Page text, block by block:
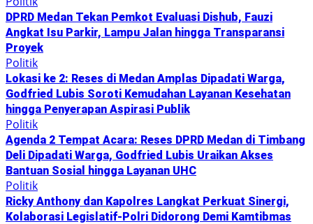
DPRD Medan Tekan Pemkot Evaluasi Dishub, Fauzi
Angkat Isu Parkir, Lampu Jalan hingga Transparansi
Proyek
Politik
Lokasi ke 2: Reses di Medan Amplas Dipadati Warga,
Godfried Lubis Soroti Kemudahan Layanan Kesehatan
hingga Penyerapan Aspirasi Publik
Politik
Agenda 2 Tempat Acara: Reses DPRD Medan di Timbang
Deli Dipadati Warga, Godfried Lubis Uraikan Akses
Bantuan Sosial hingga Layanan UHC
Politik
Ricky Anthony dan Kapolres Langkat Perkuat Sinergi,
Kolaborasi Legislatif-Polri Didorong Demi Kamtibmas